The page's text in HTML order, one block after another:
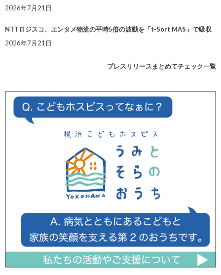
2026年7月21日
NTTロジスコ、エンタメ物流の平時5倍の波動を「t-Sort MAS」で吸収
2026年7月21日
プレスリリースまとめてチェック一覧